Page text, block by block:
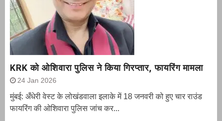
KRK को ओशिवारा पुलिस ने किया गिरप्तार, फायरिंग मामला
24 Jan 2026
मुंबई: अँधेरी वेस्ट के लोखंडवाला इलाके में 18 जनवरी को हुए चार राउंड
फायरिंग की ओशिवारा पुलिस जांच कर...